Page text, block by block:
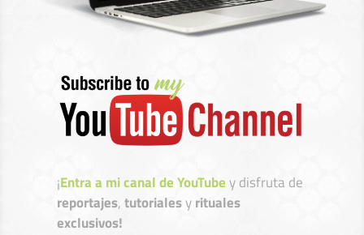
¡Entra a mi canal de YouTubey disfruta de
reportajes,tutorialesyrituales
exclusivos!